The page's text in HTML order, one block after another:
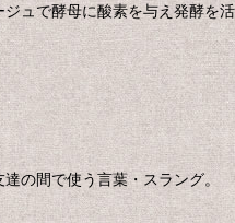
ュで酵母に酸素を与え発酵を
の間で使う言葉・スラング。